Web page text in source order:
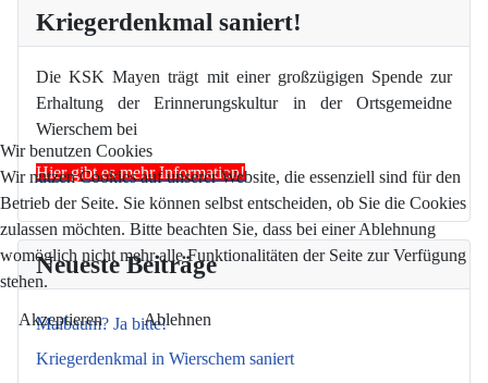
Kriegerdenkmal saniert!
Die KSK Mayen trägt mit einer großzügigen Spende zur
Erhaltung der Erinnerungskultur in der Ortsgemeidne
Wierschem bei
Hier gibt es mehr Information!
Neueste Beiträge
Maibaum? Ja bitte!
Kriegerdenkmal in Wierschem saniert
Wir benutzen Cookies
Wir nutzen Cookies auf unserer Website, die essenziell sind für den
Betrieb der Seite. Sie können selbst entscheiden, ob Sie die Cookies
zulassen möchten. Bitte beachten Sie, dass bei einer Ablehnung
womöglich nicht mehr alle Funktionalitäten der Seite zur Verfügung
stehen.
Akzeptieren Ablehnen